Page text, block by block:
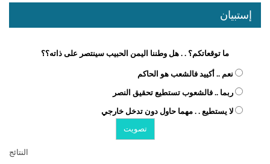
إستبيان
ما توقعاتكم؟ . . هل وطننا اليمن الحبيب سينتصر على ذاته؟؟
نعم .. أكييد فالشعب هو الحاكم
ربما .. فالشعوب تستطيع تحقيق النصر
لا يستطيع . . مهما حاول دون تدخل خارجي
النتائج